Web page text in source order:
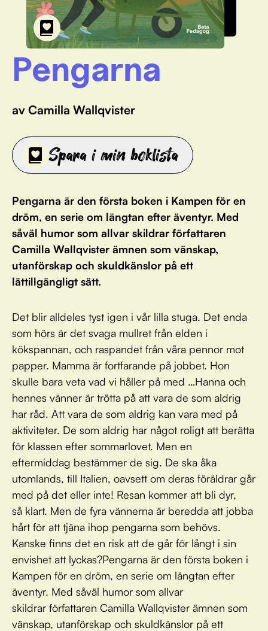
Pengarna
av Camilla Wallqvister
Spara i min boklista
Pengarna är den första boken i Kampen för en
dröm, en serie om längtan efter äventyr. Med
såväl humor som allvar skildrar författaren
Camilla Wallqvister ämnen som vänskap,
utanförskap och skuldkänslor på ett
lättillgängligt sätt.
Det blir alldeles tyst igen i vår lilla stuga. Det enda
som hörs är det svaga mullret från elden i
kökspannan, och raspandet från våra pennor mot
papper. Mamma är fortfarande på jobbet. Hon
skulle bara veta vad vi håller på med …Hanna och
hennes vänner är trötta på att vara de som aldrig
har råd. Att vara de som aldrig kan vara med på
aktiviteter. De som aldrig har något roligt att berätta
för klassen efter sommarlovet. Men en
eftermiddag bestämmer de sig. De ska åka
utomlands, till Italien, oavsett om deras föräldrar går
med på det eller inte! Resan kommer att bli dyr,
så klart. Men de fyra vännerna är beredda att jobba
hårt för att tjäna ihop pengarna som behövs.
Kanske finns det en risk att de går för långt i sin
envishet att lyckas?Pengarna är den första boken i
Kampen för en dröm, en serie om längtan efter
äventyr. Med såväl humor som allvar
skildrar författaren Camilla Wallqvister ämnen som
vänskap, utanförskap och skuldkänslor på ett